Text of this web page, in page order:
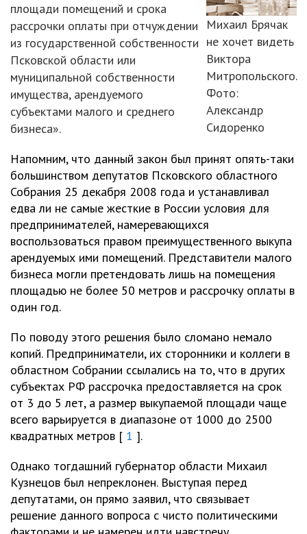
Михаил Брячак
не хочет видеть
Виктора
Митропольского.
Фото:
Александр
Сидоренко
площади помещений и срока
рассрочки оплаты при отчуждении
из государственной собственности
Псковской области или
муниципальной собственности
имущества, арендуемого
субъектами малого и среднего
бизнеса».
Напомним, что данный закон был принят опять-таки
большинством депутатов Псковского областного
Собрания 25 декабря 2008 года и устанавливал
едва ли не самые жесткие в России условия для
предпринимателей, намеревающихся
воспользоваться правом преимущественного выкупа
арендуемых ими помещений. Представители малого
бизнеса могли претендовать лишь на помещения
площадью не более 50 метров и рассрочку оплаты в
один год.
По поводу этого решения было сломано немало
копий. Предприниматели, их сторонники и коллеги в
областном Собрании ссылались на то, что в других
субъектах РФ рассрочка предоставляется на срок
от 3 до 5 лет, а размер выкупаемой площади чаще
всего варьируется в диапазоне от 1000 до 2500
квадратных метров [ 1 ].
Однако тогдашний губернатор области Михаил
Кузнецов был непреклонен. Выступая перед
депутатами, он прямо заявил, что связывает
решение данного вопроса с чисто политическими